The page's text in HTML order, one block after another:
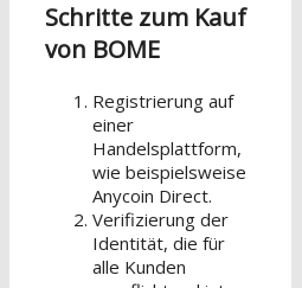
Schritte zum Kauf
von BOME
Registrierung auf
einer
Handelsplattform,
wie beispielsweise
Anycoin Direct.
Verifizierung der
Identität, die für
alle Kunden